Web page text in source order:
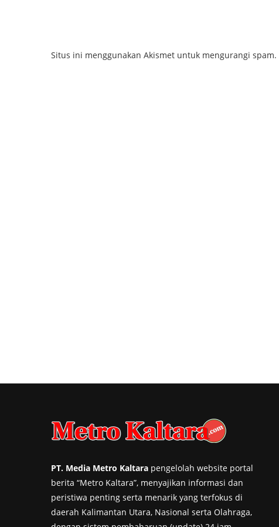
Situs ini menggunakan Akismet untuk mengurangi spam.
PT. Media Metro Kaltara pengelolah website portal
berita “Metro Kaltara”, menyajikan informasi dan
peristiwa penting serta menarik yang terfokus di
daerah Kalimantan Utara, Nasional serta Olahraga,